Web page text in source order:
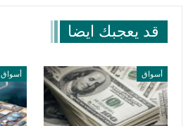
قد يعجبك ايضا
أسواق أسواق